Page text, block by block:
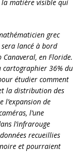
la matière visible qui
grec
lancé à bord
Canaveral, en Floride.
cartographier 36% du
étudier comment
la distribution des
l’expansion de
l’une
l’infrarouge
recueillies
et pourraient